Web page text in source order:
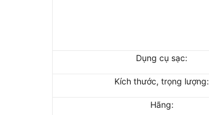
Dụng cụ sạc:
Kích thước, trọng lượng:
Hãng: